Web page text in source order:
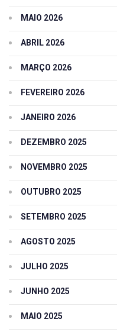
MAIO 2026
ABRIL 2026
MARÇO 2026
FEVEREIRO 2026
JANEIRO 2026
DEZEMBRO 2025
NOVEMBRO 2025
OUTUBRO 2025
SETEMBRO 2025
AGOSTO 2025
JULHO 2025
JUNHO 2025
MAIO 2025